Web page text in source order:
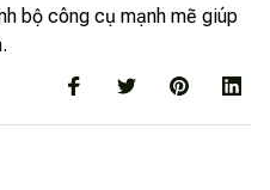
bộ công cụ mạnh mẽ giúp